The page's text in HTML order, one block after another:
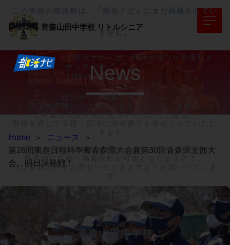
この学校の部活動は、「部活ナビ」にまだ掲載をしてい
ません。
「部活ナビ」は、部活が見つかる情報メ
ディアです。
TOPページへ>>
部活ナビに掲載されていない
ご希望の部活情報が見つからなかった場合、
多くの方からのリクエストをいただくことで、
効果的に学校へ掲載依頼が可能となりますので、
ぜひ皆様の声をお寄せいただきますようお願いいたしま
※ただし、リクエストをいただいた部活情報が掲載され
保証するものではありません。
青森山田中学校
青森山田中学校 リトルシニア
ニュース
News
Home ＞ ニュース
＞
第26回東奥日報杯争奪青森県大会兼第30回青森県支部大
会、明日決勝戦！